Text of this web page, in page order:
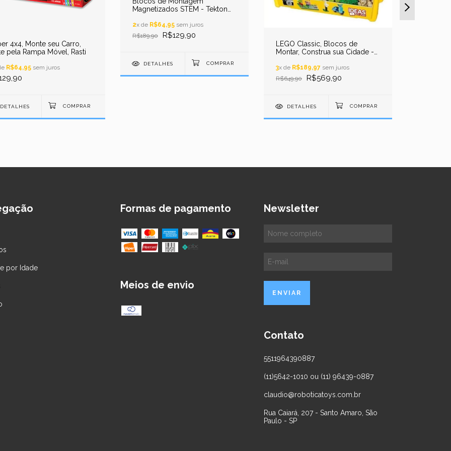
4x4, Monte seu Carro,
pela Rampa Móvel, Rasti
R$64,95 sem juros
DETALHES
Magnetizados STEM - Tekton
2x de R$64,95 sem juros
R$189,90
R$129,90
DETALHES
LEGO Classic, Blocos de
Montar, Construa sua Cidade -
3x de R$189,97 sem juros
R$649,90
R$569,90
DETALHES
por Idade
Formas de pagamento
Meios de envio
Newsletter
Contato
5511964390887
(11)5642-1010 ou (11) 96439-0887
claudio@roboticatoys.com.br
Rua Caiará, 207 - Santo Amaro, São
Paulo - SP